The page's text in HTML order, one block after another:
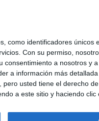
como identificadores únicos
Con su permiso,
a nosotros y
a información más
usted tiene el derecho
a este sitio y haciendo
Tel. +34 91 593 2767